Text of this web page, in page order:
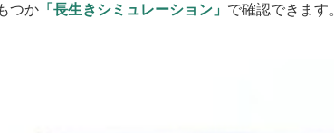
つか 「長生きシミュレーション」 で確認できます。